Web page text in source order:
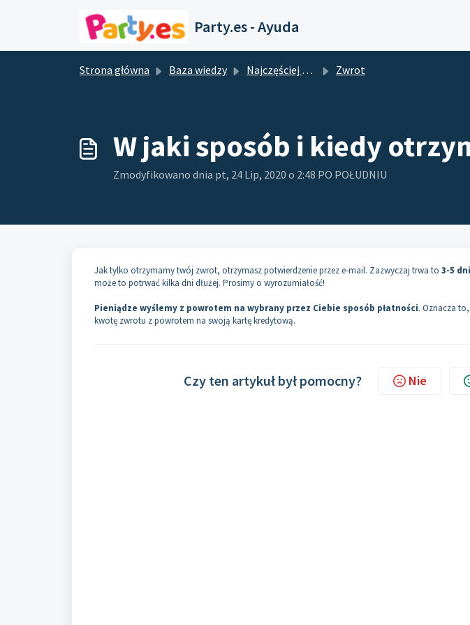
Party.es - Ayuda
Strona główna Baza wiedzy Najczęściej zadawane pytania Zwrot
W jaki sposób i kiedy
Zmodyfikowano dnia pt, 24 Lip, 2020 o 2:48 PO POŁUDNIU
Jak tylko otrzymamy twój zwrot, otrzymasz potwierdzenie przez e-mail. Zazwyczaj trwa to 3-5 dni
może to potrwać kilka dni dłużej. Prosimy o wyrozumiałość!
Pieniądze wyślemy z powrotem na wybrany przez Ciebie sposób płatności. Oznacza
kwotę zwrotu z powrotem na swoją kartę kredytową.
Czy ten artykuł był pomocny? Nie